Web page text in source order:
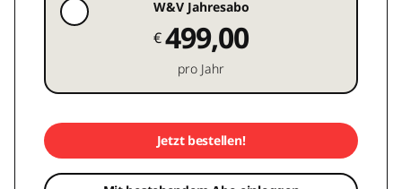
W&V Jahresabo
€499,00
pro Jahr
Jetzt bestellen!